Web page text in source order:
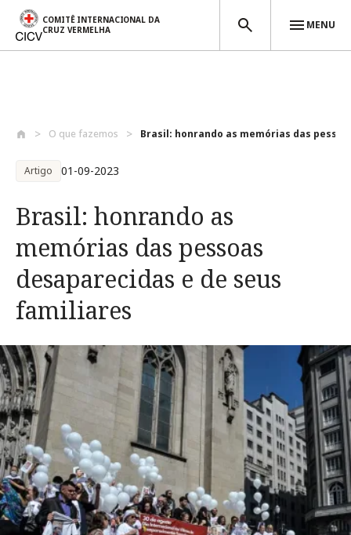
COMITÊ INTERNACIONAL DA
CRUZ VERMELHA
MENU
O que fazemos Brasil: honrando as memórias das
Artigo 01-09-2023
Brasil: honrando as
memórias das pessoas
desaparecidas e de seus
familiares